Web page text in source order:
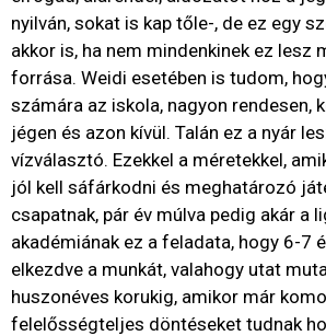
nyilván, sokat is kap tőle-, de ez egy
akkor is, ha nem mindenkinek ez lesz
forrása. Weidi esetében is tudom,
számára az iskola, nagyon rendesen,
jégen és azon kívül. Talán ez a nyár
vízválasztó. Ezekkel a méretekkel,
jól kell sáfárkodni és meghatározó
csapatnak, pár év múlva pedig akár a
akadémiának ez a feladata, hogy 6-7
elkezdve a munkát, valahogy utat
huszonéves korukig, amikor már
felelősségteljes döntéseket tudnak